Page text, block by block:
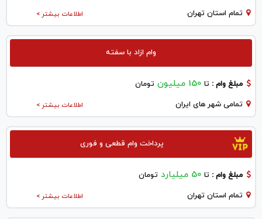
اطلاعات بیشتر > تمام استان تهران
وام ازاد با سفته
مبلغ وام : تا 150 میلیون تومان
اطلاعات بیشتر > تمامی شهر های ایران
پرداخت وام قطعی و فوری
مبلغ وام : تا 50 میلیارد تومان
اطلاعات بیشتر > تمام استان تهران